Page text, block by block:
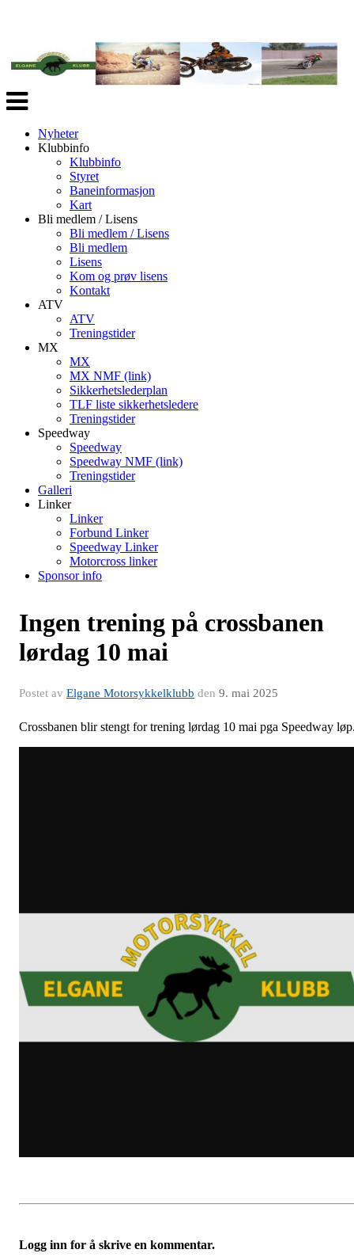
Veksle
navigasjon
Nyheter
Klubbinfo
Klubbinfo
Styret
Baneinformasjon
Kart
Bli medlem / Lisens
Bli medlem / Lisens
Bli medlem
Lisens
Kom og prøv lisens
Kontakt
ATV
ATV
Treningstider
MX
MX
MX NMF (link)
Sikkerhetslederplan
TLF liste sikkerhetsledere
Treningstider
Speedway
Speedway
Speedway NMF (link)
Treningstider
Galleri
Linker
Linker
Forbund Linker
Speedway Linker
Motorcross linker
Sponsor info
Ingen trening på crossbanen
lørdag 10 mai
Postet av Elgane Motorsykkelklubb den 9. mai 2025
Crossbanen blir stengt for trening lørdag 10 mai pga Speedway
Logg inn for å skrive en kommentar.